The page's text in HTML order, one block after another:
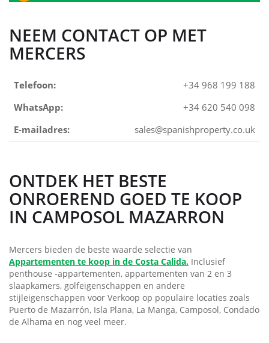
NEEM CONTACT OP MET
MERCERS
Telefoon:
+34 968 199 188
WhatsApp:
+34 620 540 098
E-mailadres:
sales@spanishproperty.co.uk
ONTDEK HET BESTE
ONROEREND GOED TE KOOP
IN CAMPOSOL MAZARRON
Mercers bieden de beste waarde selectie van
Appartementen te koop in de Costa Calida. Inclusief
penthouse -appartementen, appartementen van 2 en 3
slaapkamers, golfeigenschappen en andere
stijleigenschappen voor Verkoop op populaire locaties zoals
Puerto de Mazarrón, Isla Plana, La Manga, Camposol, Condado
de Alhama en nog veel meer.